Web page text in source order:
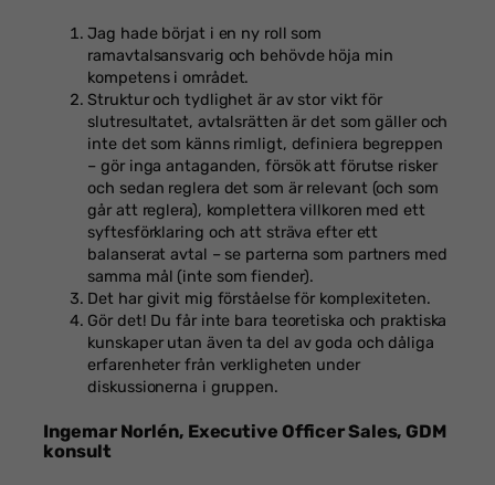
Jag hade börjat i en ny roll som
ramavtalsansvarig och behövde höja min
kompetens i området.
Struktur och tydlighet är av stor vikt för
slutresultatet, avtalsrätten är det som gäller och
inte det som känns rimligt, definiera begreppen
– gör inga antaganden, försök att förutse risker
och sedan reglera det som är relevant (och som
går att reglera), komplettera villkoren med ett
syftesförklaring och att sträva efter ett
balanserat avtal – se parterna som partners med
samma mål (inte som fiender).
Det har givit mig förståelse för komplexiteten.
Gör det! Du får inte bara teoretiska och praktiska
kunskaper utan även ta del av goda och dåliga
erfarenheter från verkligheten under
diskussionerna i gruppen.
Ingemar Norlén, Executive Officer Sales, GDM
konsult